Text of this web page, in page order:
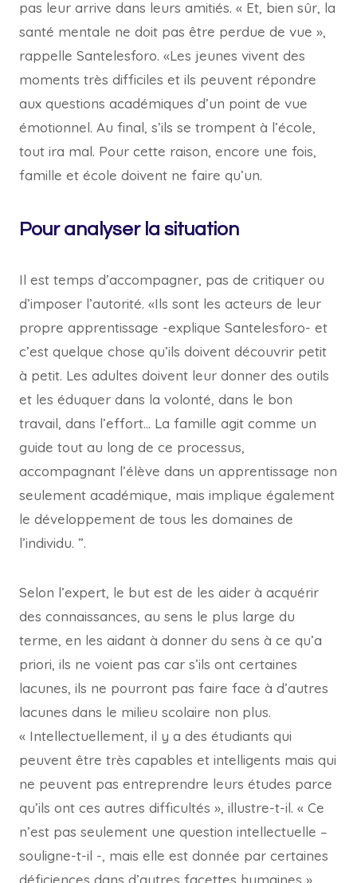
pas leur arrive dans leurs amitiés. « Et, bien sûr, la
santé mentale ne doit pas être perdue de vue »,
rappelle Santelesforo. «Les jeunes vivent des
moments très difficiles et ils peuvent répondre
aux questions académiques d’un point de vue
émotionnel. Au final, s’ils se trompent à l’école,
tout ira mal. Pour cette raison, encore une fois,
famille et école doivent ne faire qu’un.
Pour analyser la situation
Il est temps d’accompagner, pas de critiquer ou
d’imposer l’autorité. «Ils sont les acteurs de leur
propre apprentissage -explique Santelesforo- et
c’est quelque chose qu’ils doivent découvrir petit
à petit. Les adultes doivent leur donner des outils
et les éduquer dans la volonté, dans le bon
travail, dans l’effort… La famille agit comme un
guide tout au long de ce processus,
accompagnant l’élève dans un apprentissage non
seulement académique, mais implique également
le développement de tous les domaines de
l’individu. ”.
Selon l’expert, le but est de les aider à acquérir
des connaissances, au sens le plus large du
terme, en les aidant à donner du sens à ce qu’a
priori, ils ne voient pas car s’ils ont certaines
lacunes, ils ne pourront pas faire face à d’autres
lacunes dans le milieu scolaire non plus.
« Intellectuellement, il y a des étudiants qui
peuvent être très capables et intelligents mais qui
ne peuvent pas entreprendre leurs études parce
qu’ils ont ces autres difficultés », illustre-t-il. « Ce
n’est pas seulement une question intellectuelle –
souligne-t-il -, mais elle est donnée par certaines
déficiences dans d’autres facettes humaines ».